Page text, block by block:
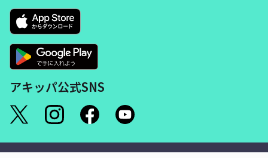
アキッパ公式SNS